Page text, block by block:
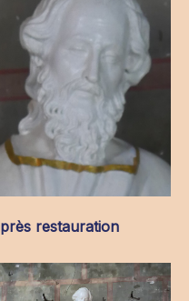
restauration